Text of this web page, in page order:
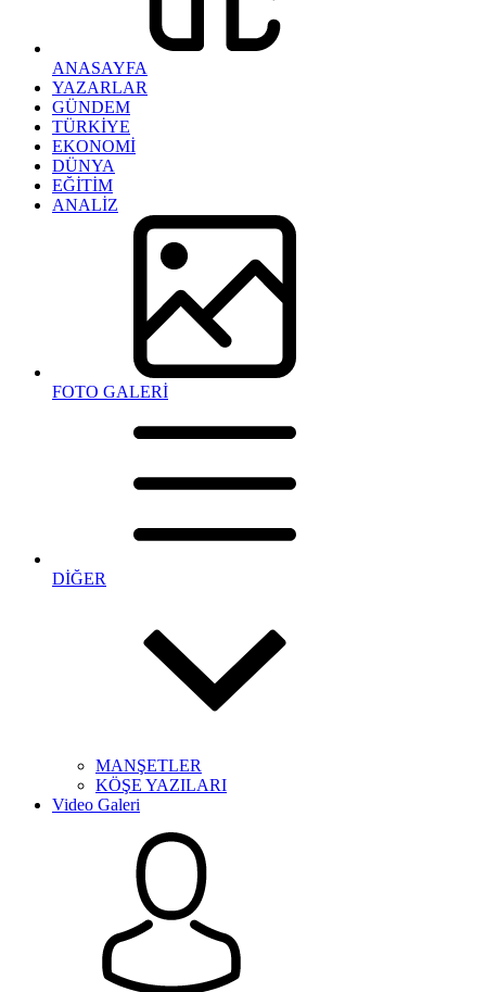
ANASAYFA
YAZARLAR
GÜNDEM
TÜRKİYE
EKONOMİ
DÜNYA
EĞİTİM
ANALİZ
FOTO GALERİ
DİĞER
MANŞETLER
KÖŞE YAZILARI
Video Galeri